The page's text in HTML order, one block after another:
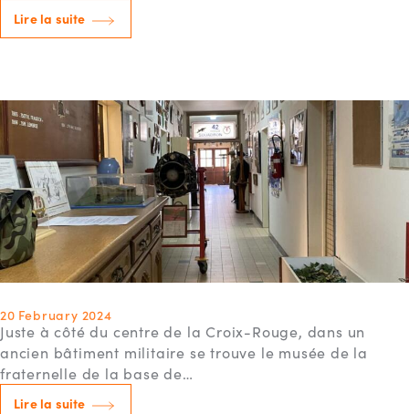
Lire la suite
20 February 2024
Juste à côté du centre de la Croix-Rouge, dans un
ancien bâtiment militaire se trouve le musée de la
fraternelle de la base de…
Lire la suite